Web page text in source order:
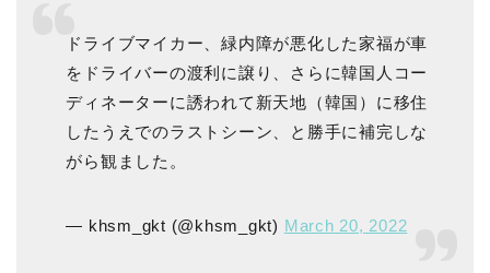
ドライブマイカー、緑内障が悪化した家福が車
をドライバーの渡利に譲り、さらに韓国人コー
ディネーターに誘われて新天地（韓国）に移住
したうえでのラストシーン、と勝手に補完しな
がら観ました。
— khsm_gkt (@khsm_gkt) March 20, 2022